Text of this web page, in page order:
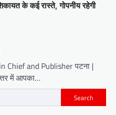
के कई रास्ते, गोपनीय रहेगी
Chief and Publisher पटना |
में आपका…
Search